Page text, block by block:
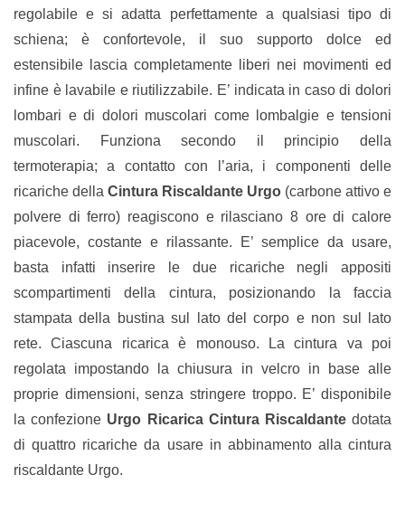
regolabile e si adatta perfettamente a qualsiasi tipo di
schiena; è confortevole, il suo supporto dolce ed
estensibile lascia completamente liberi nei movimenti ed
infine è lavabile e riutilizzabile. E’ indicata in caso di dolori
lombari e di dolori muscolari come lombalgie e tensioni
muscolari. Funziona secondo il principio della
termoterapia; a contatto con l’aria, i componenti delle
ricariche della Cintura Riscaldante Urgo (carbone attivo e
polvere di ferro) reagiscono e rilasciano 8 ore di calore
piacevole, costante e rilassante. E’ semplice da usare,
basta infatti inserire le due ricariche negli appositi
scompartimenti della cintura, posizionando la faccia
stampata della bustina sul lato del corpo e non sul lato
rete. Ciascuna ricarica è monouso. La cintura va poi
regolata impostando la chiusura in velcro in base alle
proprie dimensioni, senza stringere troppo. E’ disponibile
la confezione Urgo Ricarica Cintura Riscaldantedotata
di quattro ricariche da usare in abbinamento alla cintura
riscaldante Urgo.